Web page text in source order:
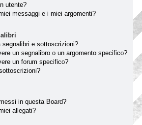
utente?
messaggi e i miei argomenti?
e sottoscrizioni?
un segnalibro o un argomento specifico?
un forum specifico?
in questa Board?
allegati?